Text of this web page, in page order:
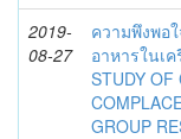
2019-
08-27
ความพึงพอ
อาหารในเ
STUDY OF
GROUP